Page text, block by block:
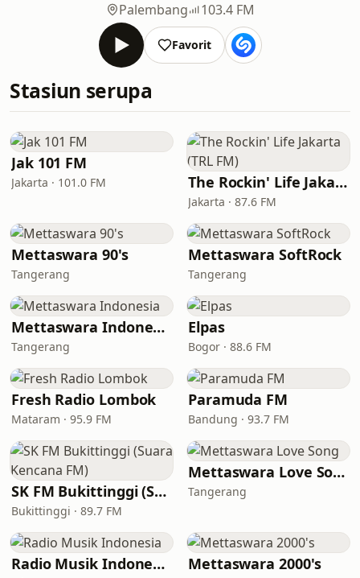
Palembang
103.4 FM
Favorit
Stasiun serupa
Jak 101 FM
Jakarta · 101.0 FM The Rockin' Life Jakarta (TRL FM)
Jakarta · 87.6 FM
Mettaswara 90's
Tangerang
Mettaswara SoftRock
Tangerang
Mettaswara Indonesia
Tangerang
Elpas
Bogor · 88.6 FM
Fresh Radio Lombok
Mataram · 95.9 FM
Paramuda FM
Bandung · 93.7 FM
SK FM Bukittinggi (Suara Kencana FM)
Bukittinggi · 89.7 FM
Mettaswara Love Song
Tangerang
Radio Musik Indonesia Mettaswara 2000's